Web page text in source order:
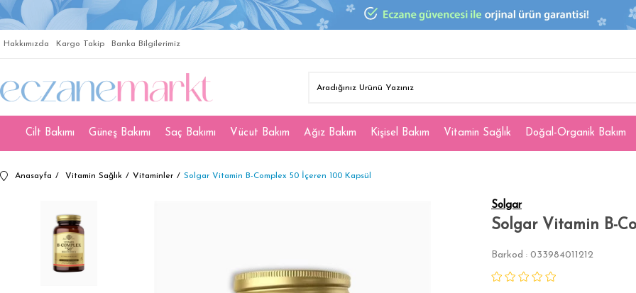
Hakkımızda Kargo Takip Banka Bilgilerimiz
Cilt Bakımı Güneş Bakımı Saç Bakımı Vücut Bakım Ağız Bakım Kişisel Bakım Vitamin Sağlık Doğal-Organik Bakım
Anasayfa Vitamin Sağlık Vitaminler Solgar Vitamin B-Complex 50 İçeren 100 Kapsül
Solgar
Solgar Vitamin B-
Barkod : 033984011212